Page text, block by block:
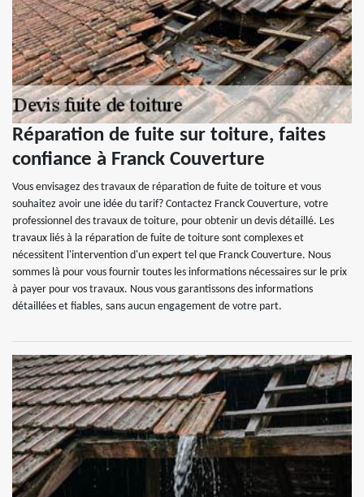
Réparation de fuite sur toiture, faites
confiance à Franck Couverture
Vous envisagez des travaux de réparation de fuite de toiture et vous
souhaitez avoir une idée du tarif? Contactez Franck Couverture, votre
professionnel des travaux de toiture, pour obtenir un devis détaillé. Les
travaux liés à la réparation de fuite de toiture sont complexes et
nécessitent l'intervention d'un expert tel que Franck Couverture. Nous
sommes là pour vous fournir toutes les informations nécessaires sur le prix
à payer pour vos travaux. Nous vous garantissons des informations
détaillées et fiables, sans aucun engagement de votre part.